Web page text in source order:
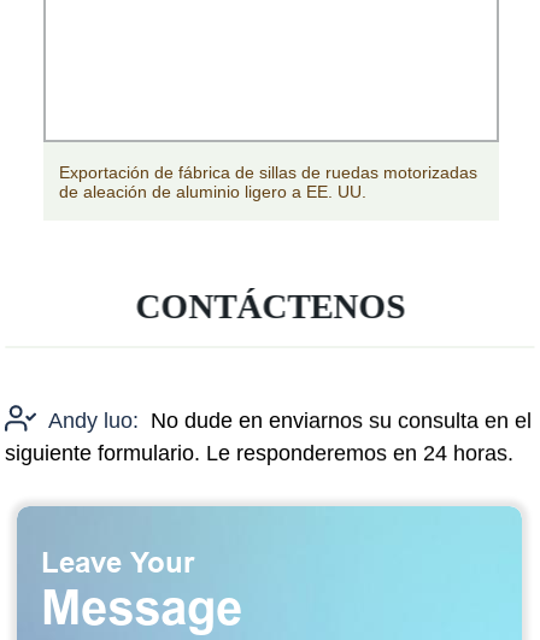
motorizadas
Fábrica de sillas de ruedas reclinables
personas con discapacidad
CONTÁCTENOS
Andy luo: No dude en enviarnos su consulta en el
siguiente formulario. Le responderemos en 24 horas.